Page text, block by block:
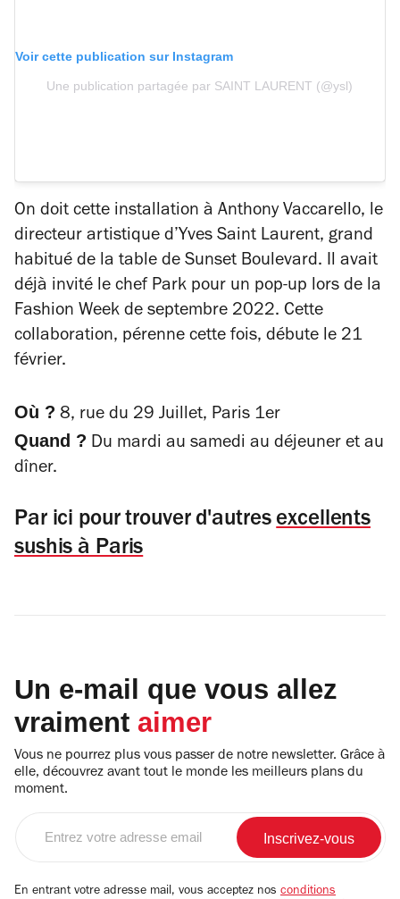
Voir cette publication sur Instagram
Une publication partagée par SAINT LAURENT (@ysl)
On doit cette installation à Anthony Vaccarello, le
directeur artistique d’Yves Saint Laurent, grand
habitué de la table de Sunset Boulevard. Il avait
déjà invité le chef Park pour un pop-up lors de la
Fashion Week de septembre 2022. Cette
collaboration, pérenne cette fois, débute le 21
février.
Où ? 8, rue du 29 Juillet, Paris 1er
Quand ? Du mardi au samedi au déjeuner et au
dîner.
Par ici pour trouver d'autresexcellents
sushis à Paris
Un e-mail que vous allez
vraiment aimer
Vous ne pourrez plus vous passer de notre newsletter. Grâce à
elle, découvrez avant tout le monde les meilleurs plans du
moment.
email
En entrant votre adresse mail, vous acceptez nos conditions